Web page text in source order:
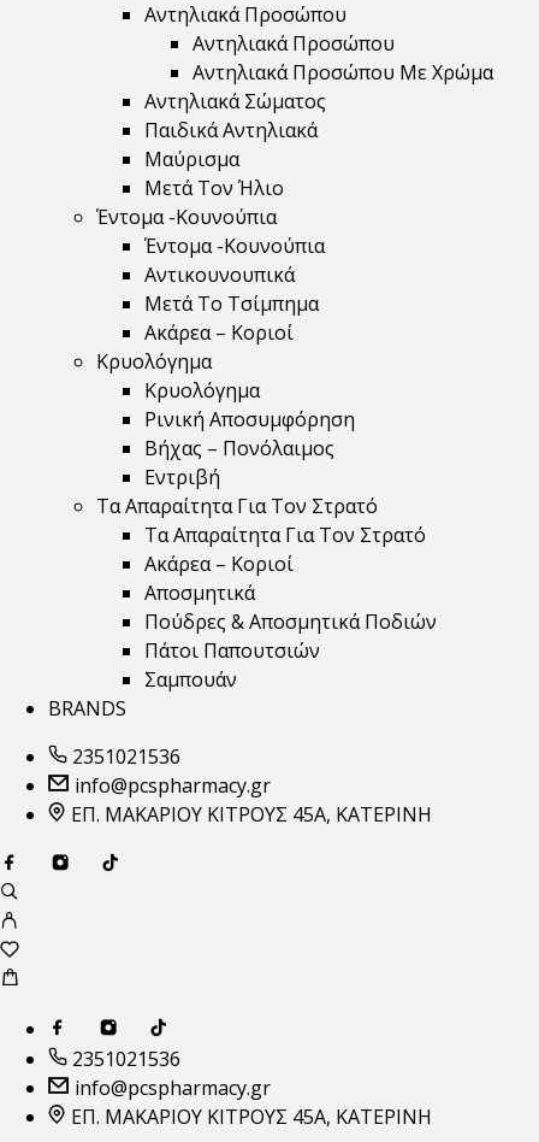
Αντηλιακά Προσώπου
Αντηλιακά Προσώπου
Αντηλιακά Προσώπου Με Χρώμα
Αντηλιακά Σώματος
Παιδικά Αντηλιακά
Μαύρισμα
Mετά Τον Ήλιο
Έντομα -Κουνούπια
Έντομα -Κουνούπια
Αντικουνουπικά
Μετά Το Τσίμπημα
Ακάρεα – Κοριοί
Κρυολόγημα
Κρυολόγημα
Ρινική Αποσυμφόρηση
Βήχας – Πονόλαιμος
Εντριβή
Τα Απαραίτητα Για Τον Στρατό
Τα Απαραίτητα Για Τον Στρατό
Ακάρεα – Κοριοί
Αποσμητικά
Πούδρες & Αποσμητικά Ποδιών
Πάτοι Παπουτσιών
Σαμπουάν
BRANDS
2351021536
info@pcspharmacy.gr
ΕΠ. ΜΑΚΑΡΙΟΥ ΚΙΤΡΟΥΣ 45Α, ΚΑΤΕΡΙΝΗ
2351021536
info@pcspharmacy.gr
ΕΠ. ΜΑΚΑΡΙΟΥ ΚΙΤΡΟΥΣ 45Α, ΚΑΤΕΡΙΝΗ